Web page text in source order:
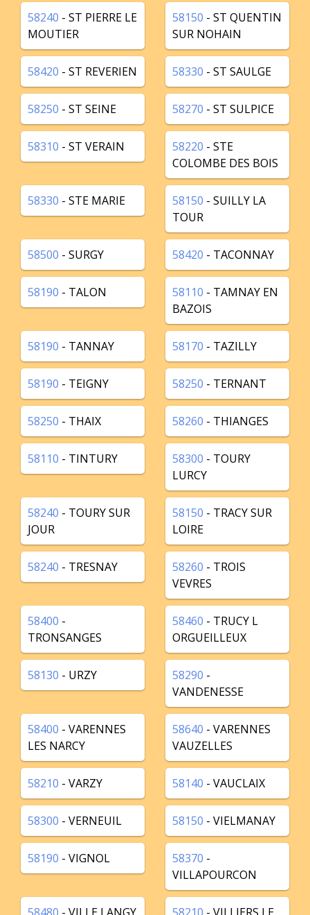
58240 - ST PIERRE LE
MOUTIER
58150 - ST QUENTIN
SUR NOHAIN
58420 - ST REVERIEN 58330 - ST SAULGE
58250 - ST SEINE 58270 - ST SULPICE
58310 - ST VERAIN 58220 - STE
COLOMBE DES BOIS
58330 - STE MARIE 58150 - SUILLY LA
TOUR
58500 - SURGY 58420 - TACONNAY
58190 - TALON 58110 - TAMNAY EN
BAZOIS
58190 - TANNAY 58170 - TAZILLY
58190 - TEIGNY 58250 - TERNANT
58250 - THAIX 58260 - THIANGES
58110 - TINTURY 58300 - TOURY
LURCY
58240 - TOURY SUR
JOUR
58150 - TRACY SUR
LOIRE
58240 - TRESNAY 58260 - TROIS
VEVRES
58400 -
TRONSANGES
58460 - TRUCY L
ORGUEILLEUX
58130 - URZY 58290 -
VANDENESSE
58400 - VARENNES
LES NARCY
58640 - VARENNES
VAUZELLES
58210 - VARZY 58140 - VAUCLAIX
58300 - VERNEUIL 58150 - VIELMANAY
58190 - VIGNOL 58370 -
VILLAPOURCON